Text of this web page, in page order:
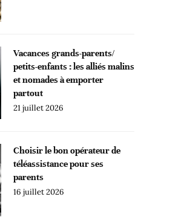
Vacances grands-parents/
petits-enfants : les alliés malins
et nomades à emporter
partout
21 juillet 2026
Choisir le bon opérateur de
téléassistance pour ses
parents
16 juillet 2026